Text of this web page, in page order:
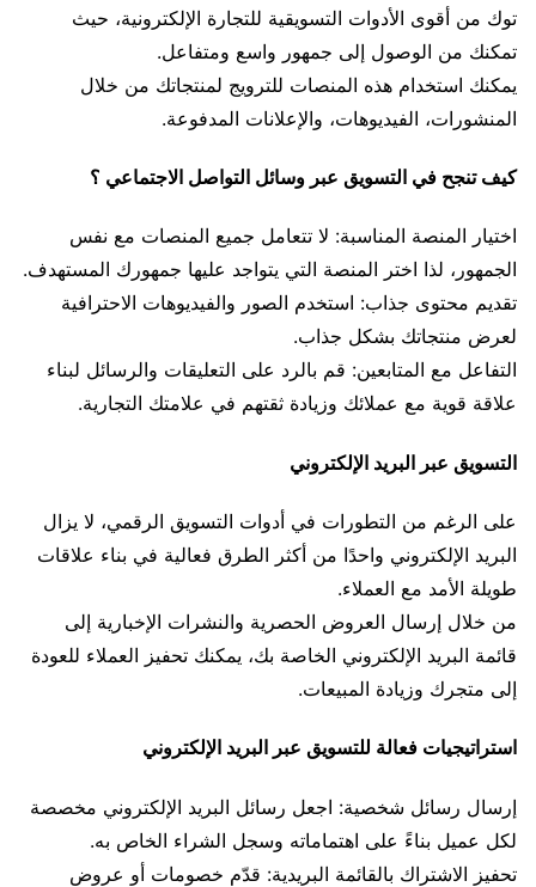
توك من أقوى الأدوات التسويقية للتجارة الإلكترونية، حيث
تمكنك من الوصول إلى جمهور واسع ومتفاعل.
يمكنك استخدام هذه المنصات للترويج لمنتجاتك من خلال
المنشورات، الفيديوهات، والإعلانات المدفوعة.
كيف تنجح في التسويق عبر وسائل التواصل الاجتماعي ؟
اختيار المنصة المناسبة: لا تتعامل جميع المنصات مع نفس
الجمهور، لذا اختر المنصة التي يتواجد عليها جمهورك المستهدف.
تقديم محتوى جذاب: استخدم الصور والفيديوهات الاحترافية
لعرض منتجاتك بشكل جذاب.
التفاعل مع المتابعين: قم بالرد على التعليقات والرسائل لبناء
علاقة قوية مع عملائك وزيادة ثقتهم في علامتك التجارية.
التسويق عبر البريد الإلكتروني
على الرغم من التطورات في أدوات التسويق الرقمي، لا يزال
البريد الإلكتروني واحدًا من أكثر الطرق فعالية في بناء علاقات
طويلة الأمد مع العملاء.
من خلال إرسال العروض الحصرية والنشرات الإخبارية إلى
قائمة البريد الإلكتروني الخاصة بك، يمكنك تحفيز العملاء للعودة
إلى متجرك وزيادة المبيعات.
استراتيجيات فعالة للتسويق عبر البريد الإلكتروني
إرسال رسائل شخصية: اجعل رسائل البريد الإلكتروني مخصصة
لكل عميل بناءً على اهتماماته وسجل الشراء الخاص به.
تحفيز الاشتراك بالقائمة البريدية: قدّم خصومات أو عروض